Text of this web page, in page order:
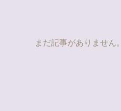
まだ記事がありません。